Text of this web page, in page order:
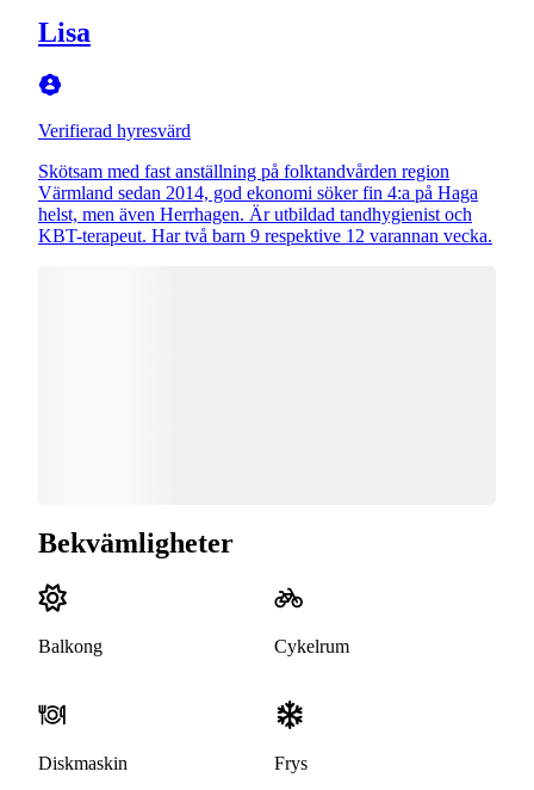
Lisa
Verifierad hyresvärd
Skötsam med fast anställning på folktandvården region
Värmland sedan 2014, god ekonomi söker fin 4:a på Haga
helst, men även Herrhagen. Är utbildad tandhygienist och
KBT-terapeut. Har två barn 9 respektive 12 varannan vecka.
Bekvämligheter
Balkong Cykelrum
Diskmaskin Frys